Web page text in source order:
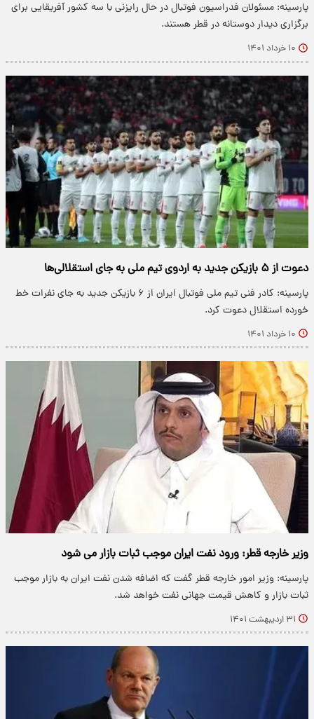
پارسینه: مسئولان فدراسیون فوتبال در حال رایزنی با سه کشور آفریقایی برای
برگزاری دیدار دوستانه در قطر هستند.
۱۰ خرداد ۱۴۰۱
دعوت از ۵ بازیکن جدید به اردوی تیم ملی به جای استقلالی‌ها
پارسینه: کادر فنی تیم ملی فوتبال ایران از ۶ بازیکن جدید به جای نفرات خط
خورده استقلال دعوت کرد.
۱۰ خرداد ۱۴۰۱
وزیر خارجه قطر: ورود نفت ایران موجب ثبات بازار می شود
پارسینه: وزیر امور خارجه قطر گفت که اضافه شدن نفت ایران به بازار موجب
ثبات بازار و کاهش قیمت جهانی نفت خواهد شد.
۳۱ اردیبهشت ۱۴۰۱